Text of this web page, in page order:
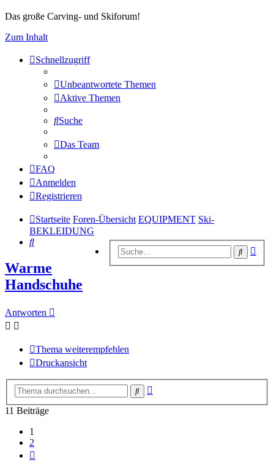
Das große Carving- und Skiforum!
Zum Inhalt
Schnellzugriff
Unbeantwortete Themen
Aktive Themen
Suche
Das Team
FAQ
Anmelden
Registrieren
Startseite Foren-Übersicht EQUIPMENT Ski-
BEKLEIDUNG
Suche
Suche
Warme
Handschuhe
Antworten
Thema weiterempfehlen
Druckansicht
Suche
11 Beiträge
1
2